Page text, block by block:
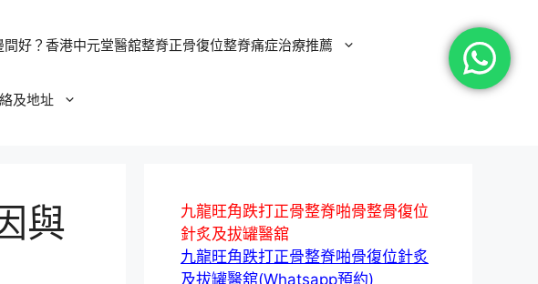
間好？香港中元堂醫舘整脊正骨復位整脊痛症治療推薦
及地址
與
九龍旺角跌打正骨整脊啪骨整骨復位
針炙及拔罐醫舘
九龍旺角跌打正骨整脊啪骨復位針炙
及拔罐醫舘(Whatsapp預約)